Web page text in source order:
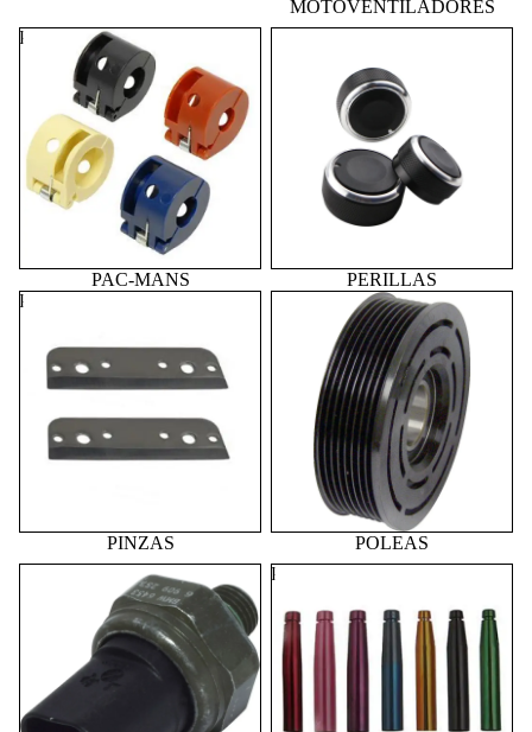
MOTOVENTILADORES
PAC-MANS
PAC-MANS
PERILLAS
PINZAS
PINZAS
POLEAS
PRESOSTATOS
PROTECTORES